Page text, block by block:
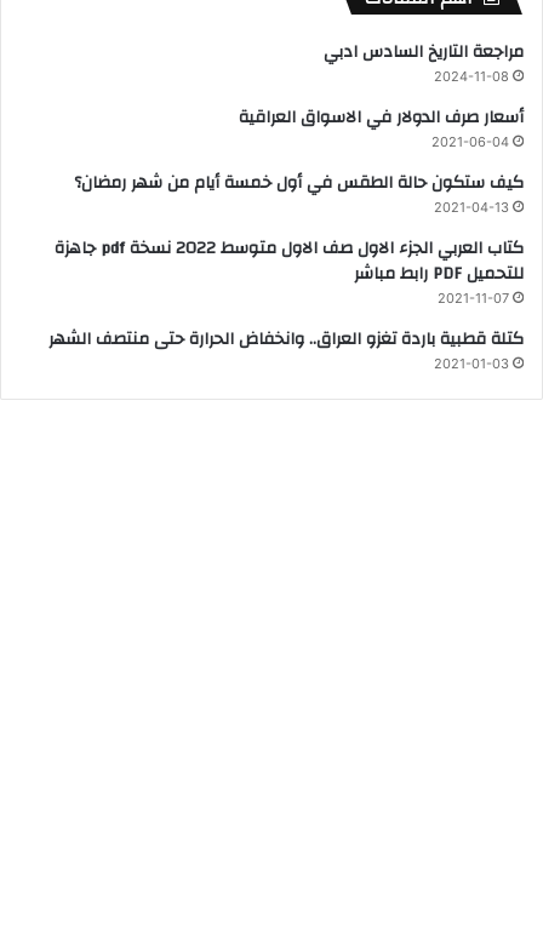
مراجعة التاريخ السادس ادبي
2024-11-08
أسعار صرف الدولار في الاسواق العراقية
2021-06-04
كيف ستكون حالة الطقس في أول خمسة أيام من شهر رمضان؟
2021-04-13
كتاب العربي الجزء الاول صف الاول متوسط 2022 نسخة pdf جاهزة
للتحميل PDF رابط مباشر
2021-11-07
كتلة قطبية باردة تغزو العراق.. وانخفاض الحرارة حتى منتصف الشهر
2021-01-03